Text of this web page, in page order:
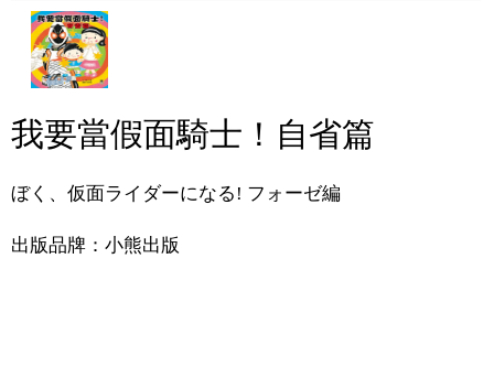
我要當假面騎士！自省篇
ぼく、仮面ライダーになる! フォーゼ編
出版品牌：小熊出版